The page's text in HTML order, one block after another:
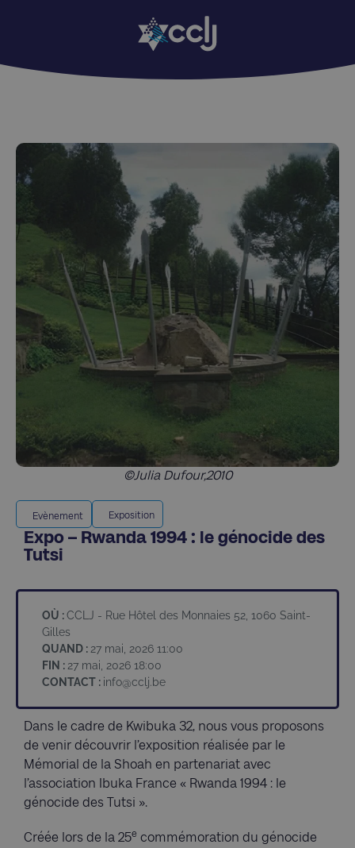
©Julia Dufour,2010
Evènement Exposition
Expo – Rwanda 1994 : le génocide des
Tutsi
OÙ :CCLJ - Rue Hôtel des Monnaies 52, 1060 Saint-
Gilles
QUAND : 27 mai, 2026 11:00
FIN : 27 mai, 2026 18:00
CONTACT : info@cclj.be
Dans le cadre de Kwibuka 32, nous vous proposons
de venir découvrir l’exposition réalisée par le
Mémorial de la Shoah en partenariat avec
l’association Ibuka France « Rwanda 1994 : le
génocide des Tutsi ».
Créée lors de la 25e commémoration du génocide